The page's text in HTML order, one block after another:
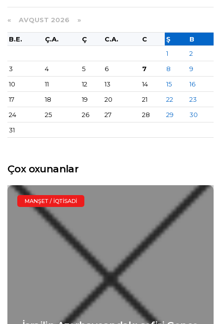
« AVQUST 2026 »
B.E. Ç.A. Ç C.A. C Ş
B
1
2
3
4 5 6 7 8
9
10
11 12 13 14 15
16
17
18 19 20 21 22
23
24
25 26 27 28 29
30
31
Çox oxunanlar
MANŞET / İQTISADI